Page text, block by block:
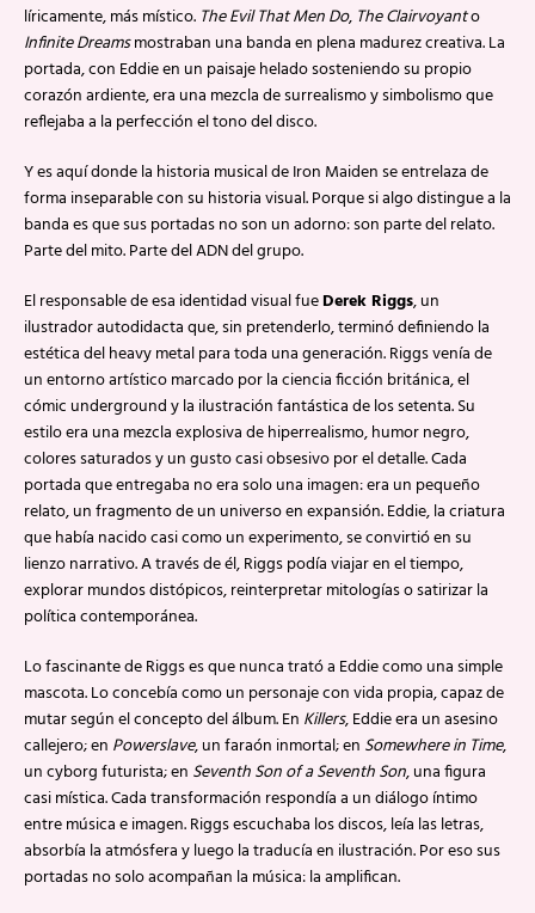
líricamente, más místico. The Evil That Men Do, The Clairvoyanto
Infinite Dreamsmostraban una banda en plena madurez creativa. La
portada, con Eddie en un paisaje helado sosteniendo su propio
corazón ardiente, era una mezcla de surrealismo y simbolismo que
reflejaba a la perfección el tono del disco.
Y es aquí donde la historia musical de Iron Maiden se entrelaza de
forma inseparable con su historia visual. Porque si algo distingue a la
banda es que sus portadas no son un adorno: son parte del relato.
Parte del mito. Parte del ADN del grupo.
El responsable de esa identidad visual fueDerek Riggs, un
ilustrador autodidacta que, sin pretenderlo, terminó definiendo la
estética del heavy metal para toda una generación. Riggs venía de
un entorno artístico marcado por la ciencia ficción británica, el
cómic underground y la ilustración fantástica de los setenta. Su
estilo era una mezcla explosiva de hiperrealismo, humor negro,
colores saturados y un gusto casi obsesivo por el detalle. Cada
portada que entregaba no era solo una imagen: era un pequeño
relato, un fragmento de un universo en expansión. Eddie, la criatura
que había nacido casi como un experimento, se convirtió en su
lienzo narrativo. A través de él, Riggs podía viajar en el tiempo,
explorar mundos distópicos, reinterpretar mitologías o satirizar la
política contemporánea.
Lo fascinante de Riggs es que nunca trató a Eddie como una simple
mascota. Lo concebía como un personaje con vida propia, capaz de
mutar según el concepto del álbum. En Killers, Eddie era un asesino
callejero; en Powerslave, un faraón inmortal; en Somewhere in Time,
un cyborg futurista; en Seventh Son of a Seventh Son, una figura
casi mística. Cada transformación respondía a un diálogo íntimo
entre música e imagen. Riggs escuchaba los discos, leía las letras,
absorbía la atmósfera y luego la traducía en ilustración. Por eso sus
portadas no solo acompañan la música: la amplifican.